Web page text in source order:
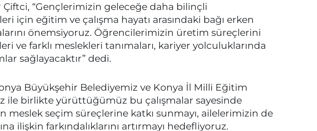
“Gençlerimizin geleceğe daha bilinçli
için eğitim ve çalışma hayatı arasındaki bağı erken
önemsiyoruz. Öğrencilerimizin üretim süreçlerini
ve farklı meslekleri tanımaları, kariyer yolculuklarında
sağlayacaktır” dedi.
Büyükşehir Belediyemiz ve Konya İl Milli Eğitim
ile birlikte yürüttüğümüz bu çalışmalar sayesinde
meslek seçim süreçlerine katkı sunmayı, ailelerimizin de
ilişkin farkındalıklarını artırmayı hedefliyoruz.